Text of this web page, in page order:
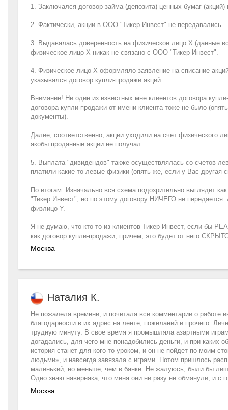
1. Заключался договор займа (депозита) ценных бумаг
2. Фактически, акции в ООО "Тикер Инвест" не передавались.
3. Выдавалась доверенность на физическое лицо X (данные
физическое лицо X никак не связано с ООО "Тикер Инвест".
4. Физическое лицо X оформляло заявление на списание
указывался договор купли-продажи акций.
Внимание! Ни один из известных мне клиентов договора
договора купли-продажи от имени клиента тоже не было
документы).
Далее, соответственно, акции уходили на счет физического
якобы проданные акции не получал.
5. Выплата "дивидендов" также осуществлялась со счетов
платили какие-то левые физики (опять же, если у Вас
По итогам. Изначально вся схема подозрительно выглядит
"Тикер Инвест", но по этому договору НИЧЕГО не
физлицо Y.
Я не думаю, что кто-то из клиентов Тикер Инвест, если бы
как договор купли-продажи, причем, это будет от него
Москва
Наталия К.
Не пожалела времени, и почитала все комментарии о работе
благодарности в их адрес на ленте, пожеланий и прочего.
трудную минуту. В свое время я промышляла азартными
догадались, для чего мне понадобились деньги, и при каких
история станет для кого-то уроком, и он не пойдет по моим
людьми», и навсегда завязала с играми. Потом пришлось
маленький, но меньше, чем в банке. Не жалуюсь, были бы
Одно знаю наверняка, что меня они ни разу не обманули, и с
Москва